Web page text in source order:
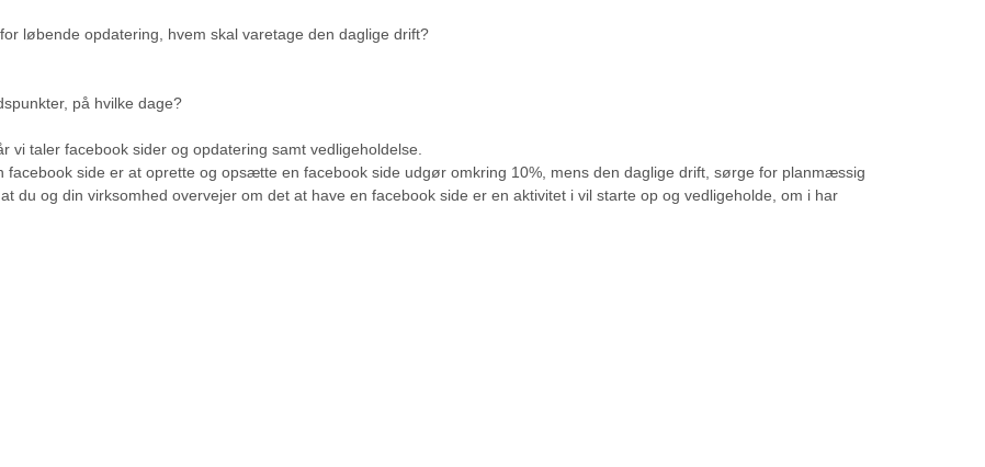
løbende opdatering, hvem skal varetage den daglige drift?
på hvilke dage?
taler facebook sider og opdatering samt vedligeholdelse.
side er at oprette og opsætte en facebook side udgør omkring 10%, mens den daglige drift, sørge for planmæssig
du og din virksomhed overvejer om det at have en facebook side er en aktivitet i vil starte op og vedligeholde, om i har